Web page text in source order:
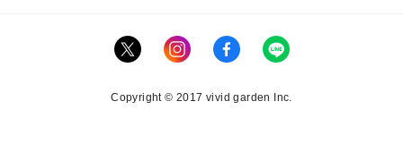
Copyright © 2017 vivid garden Inc.